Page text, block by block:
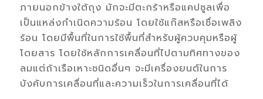
ภายนอกข้างใต้ถุง มักจะมีตะกร้าหรือแคปซูลเพื่อ
เป็นแหล่งกำเนิดความร้อน โดยใช้แก๊สหรือเชื่อเพลิง
ร้อน โดยมีพื้นที่ในการใช้พื้นที่สำหรับผู้ควบคุมหรือผู้
โดยสาร โดยใช้หลักการเคลื่อนที่ไปตามทิศทางของ
ลมแต่ถ้าเรือเหาะชนิดอื่นๆ จะมีเครื่องยนต์ในการ
บังคับการเคลื่อนที่และความเร็วในการเคลื่อนที่ได้